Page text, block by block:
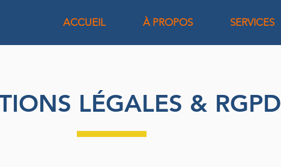
ACCUEIL À PROPOS SERVICES
LÉGALES & RGPD